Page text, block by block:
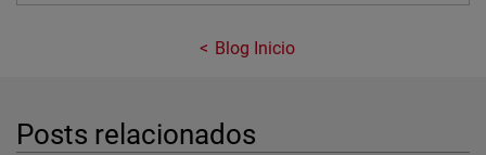
Blog Inicio
Posts relacionados